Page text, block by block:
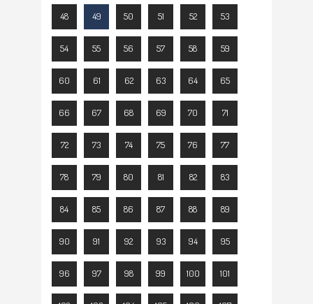
48 49 50 51 52 53
54 55 56 57 58 59
60 61 62 63 64 65
66 67 68 69 70 71
72 73 74 75 76 77
78 79 80 81 82 83
84 85 86 87 88 89
90 91 92 93 94 95
96 97 98 99 100 101